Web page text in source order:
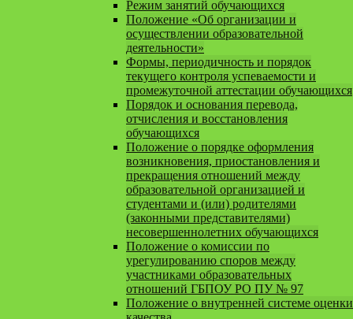
Режим занятий обучающихся
Положение «Об организации и
осуществлении образовательной
деятельности»
Формы, периодичность и порядок
текущего контроля успеваемости и
промежуточной аттестации обучающихся
Порядок и основания перевода,
отчисления и восстановления
обучающихся
Положение о порядке оформления
возникновения, приостановления и
прекращения отношений между
образовательной организацией и
студентами и (или) родителями
(законными представителями)
несовершеннолетних обучающихся
Положение о комиссии по
урегулированию споров между
участниками образовательных
отношений ГБПОУ РО ПУ № 97
Положение о внутренней системе оценки